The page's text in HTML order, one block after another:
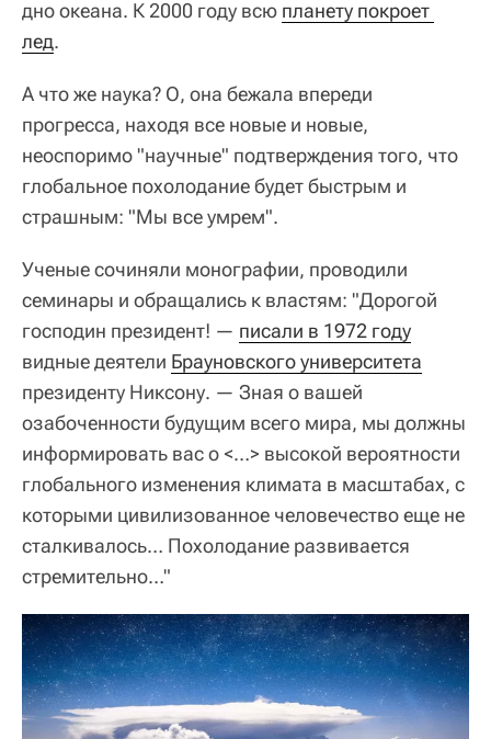
дно океана. К 2000 году всю планету покроет
лед.
А что же наука? О, она бежала впереди
прогресса, находя все новые и новые,
неоспоримо "научные" подтверждения того, что
глобальное похолодание будет быстрым и
страшным: "Мы все умрем".
Ученые сочиняли монографии, проводили
семинары и обращались к властям: "Дорогой
господин президент! — писали в 1972 году
видные деятели Брауновского университета
президенту Никсону. — Зная о вашей
озабоченности будущим всего мира, мы должны
информировать вас о <…> высокой вероятности
глобального изменения климата в масштабах, с
которыми цивилизованное человечество еще не
сталкивалось… Похолодание развивается
стремительно…"